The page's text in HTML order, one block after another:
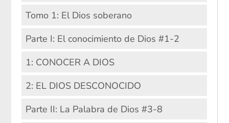
Tomo 1: El Dios soberano
Parte I: El conocimiento de Dios #1-2
1: CONOCER A DIOS
2: EL DIOS DESCONOCIDO
Parte II: La Palabra de Dios #3-8